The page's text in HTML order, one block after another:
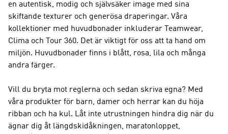
en autentisk, modig och självsäker image med sina
skiftande texturer och generösa draperingar. Våra
kollektioner med huvudbonader inkluderar Teamwear,
Clima och Tour 360. Det är viktigt för oss att ta hand om
miljön. Huvudbonader finns i blått, rosa, lila och många
andra färger.
Vill du bryta mot reglerna och sedan skriva egna? Med
våra produkter för barn, damer och herrar kan du höja
ribban och ha kul. Låt inte utrustningen hindra dig när du
ägnar dig åt längdskidåkningen, maratonloppet,